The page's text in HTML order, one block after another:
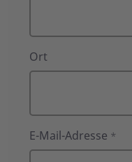
Ort
E-Mail-Adresse *